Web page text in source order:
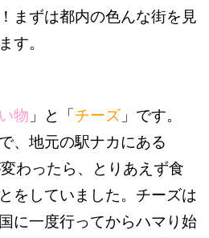
まずは都内の色んな街を見
す。
物 」と「チーズ 」です。
、地元の駅ナカにある
わったら、とりあえず食
をしていました。チーズは
に一度行ってからハマり始